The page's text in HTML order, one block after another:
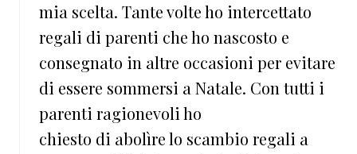
mia scelta. Tante volte ho intercettato
regali di parenti che ho nascosto e
consegnato in altre occasioni per evitare
di essere sommersi a Natale. Con tutti i
parenti ragionevoli ho
chiesto di abolìre lo scambio regali a